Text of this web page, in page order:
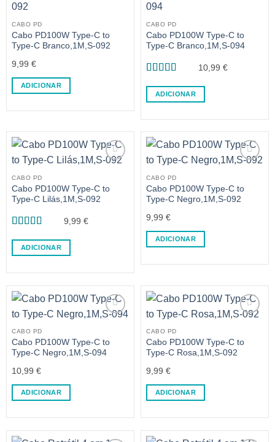
CABO PD
Cabo PD100W Type-C to
Type-C Branco,1M,S-092
9,99 €
ADICIONAR
CABO PD
Cabo PD100W Type-C to
Type-C Branco,1M,S-094
de 5
10,99 €
ADICIONAR
CABO PD
Cabo PD100W Type-C to
Type-C Lilás,1M,S-092
de 5
9,99 €
ADICIONAR
CABO PD
Cabo PD100W Type-C to
Type-C Negro,1M,S-092
9,99 €
ADICIONAR
CABO PD
Cabo PD100W Type-C to
Type-C Negro,1M,S-094
10,99 €
ADICIONAR
CABO PD
Cabo PD100W Type-C to
Type-C Rosa,1M,S-092
9,99 €
ADICIONAR